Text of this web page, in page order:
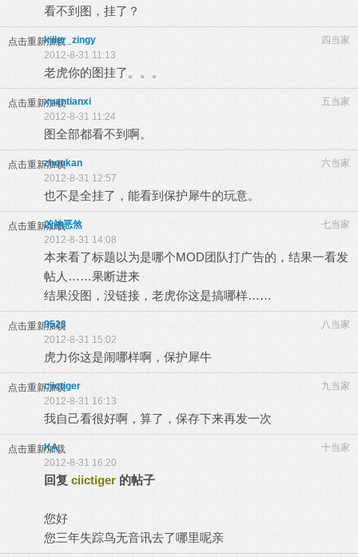
看不到图，挂了？
点击重新加载 四当家
killer_zingy
2012-8-31 11:13
老虎你的图挂了。。。
点击重新加载 五当家
xuantianxi
2012-8-31 11:24
图全部都看不到啊。
点击重新加载 六当家
zhoukan
2012-8-31 12:57
也不是全挂了，能看到保护犀牛的玩意。
点击重新加载 七当家
凶神恶煞
2012-8-31 14:08
本来看了标题以为是哪个MOD团队打广告的，结果一看发
帖人……果断进来
结果没图，没链接，老虎你这是搞哪样……
点击重新加载 八当家
9523
2012-8-31 15:02
虎力你这是闹哪样啊，保护犀牛
点击重新加载 九当家
ciictiger
2012-8-31 16:13
我自己看很好啊，算了，保存下来再发一次
点击重新加载 十当家
KA
2012-8-31 16:20
回复 ciictiger 的帖子
您好
您三年失踪鸟无音讯去了哪里呢亲